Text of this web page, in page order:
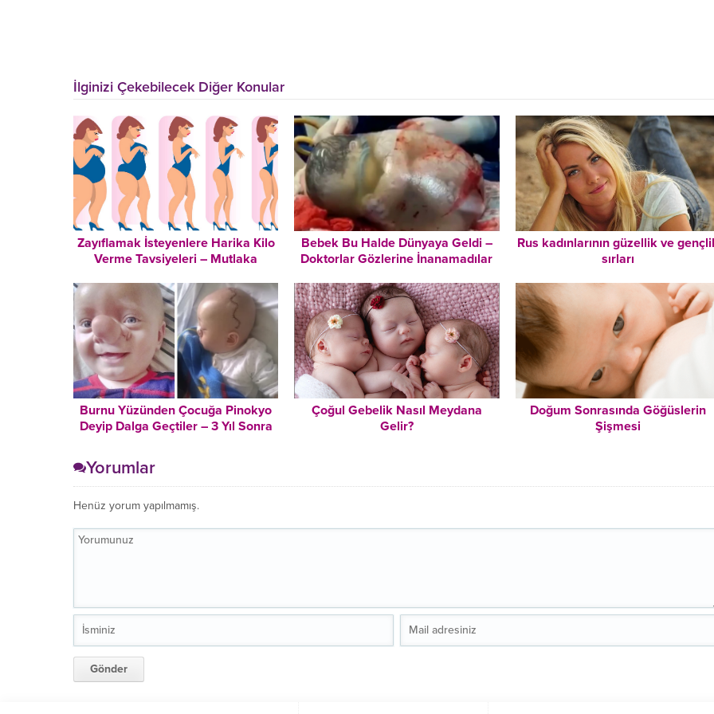
İlginizi Çekebilecek Diğer Konular
Zayıflamak İsteyenlere Harika Kilo
Verme Tavsiyeleri – Mutlaka
Bebek Bu Halde Dünyaya Geldi –
Doktorlar Gözlerine İnanamadılar
Rus kadınlarının güzellik ve
sırları
Burnu Yüzünden Çocuğa Pinokyo
Deyip Dalga Geçtiler – 3 Yıl Sonra
Çoğul Gebelik Nasıl Meydana
Gelir?
Doğum Sonrasında Göğüslerin
Şişmesi
Yorumlar
Henüz yorum yapılmamış.